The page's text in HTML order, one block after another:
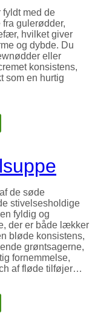
fyldt med de
gulerødder,
hvilket giver
og dybde. Du
eller
konsistens,
som en hurtig
de søde
stivelsesholdige
fyldig og
der er både lækker
bløde konsistens,
grøntsagerne,
fornemmelse,
af fløde tilføjer…